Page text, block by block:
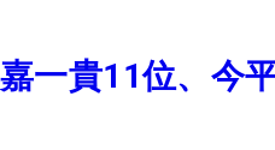
一貴11位、今